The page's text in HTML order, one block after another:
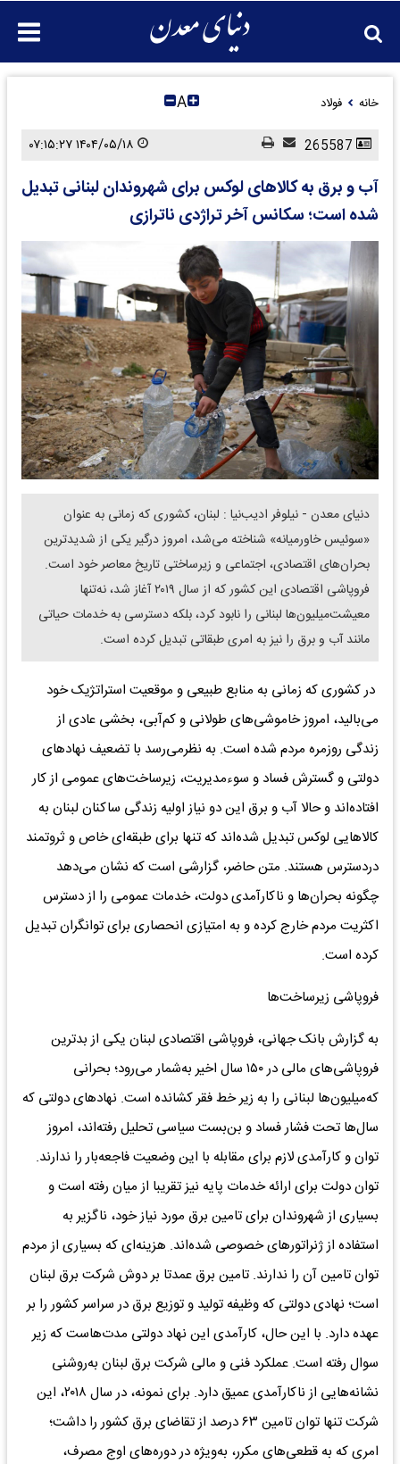
خانه فولاد A
آب و برق به کالاهای لوکس برای شهروندان لبنانی تبدیل
شده است؛ سکانس آخر تراژدی ناترازی
دنیای معدن - نیلوفر ادیب‌نیا : لبنان، کشوری که زمانی به عنوان
«سوئیس خاورمیانه» شناخته می‌شد، امروز درگیر یکی از شدیدترین
بحران‌های اقتصادی، اجتماعی و زیرساختی تاریخ معاصر خود است.
فروپاشی اقتصادی این کشور که از سال ۲۰۱۹ آغاز شد، نه‌تنها
معیشت‌میلیون‌ها لبنانی را نابود کرد، بلکه دسترسی به خدمات حیاتی
مانند آب و برق را نیز به امری طبقاتی تبدیل کرده است.
در کشوری که زمانی به منابع طبیعی و موقعیت استراتژیک خود
می‌بالید، امروز خاموشی‌های طولانی و کم‌آبی، بخشی عادی از
زندگی روزمره مردم شده است. به نظرمی‌رسد با تضعیف نهادهای
دولتی و گسترش فساد و سوء‌مدیریت، زیرساخت‌های عمومی از کار
افتاده‌اند و حالا آب و برق این دو نیاز اولیه زندگی ساکنان لبنان به
کالاهایی لوکس تبدیل شده‌اند که تنها برای طبقه‌ای خاص و ثروتمند
دردسترس هستند. متن حاضر، گزارشی است که نشان می‌دهد
چگونه بحران‌ها و ناکارآمدی دولت‌، خدمات عمومی را از دسترس
اکثریت مردم خارج کرده و به امتیازی انحصاری برای توانگران تبدیل
کرده است.
فروپاشی زیرساخت‌ها
به گزارش بانک جهانی، فروپاشی اقتصادی لبنان یکی از بدترین
فروپاشی‌های مالی در ۱۵۰ سال اخیر به‌شمار می‌رود؛ بحرانی
که‌میلیون‌ها لبنانی را به زیر خط فقر کشانده است. نهادهای دولتی که
سال‌ها تحت فشار فساد و بن‌بست سیاسی تحلیل رفته‌اند، امروز
توان و کارآمدی لازم برای مقابله با این وضعیت فاجعه‌بار را ندارند.
توان دولت برای ارائه خدمات پایه‌ نیز تقریبا از میان رفته است و
بسیاری از شهروندان برای تامین برق مورد نیاز خود، ناگزیر به
استفاده از ژنراتورهای خصوصی شده‌اند. هزینه‌ای که بسیاری از مردم
توان تامین آن را ندارند. تامین برق عمدتا بر دوش شرکت برق لبنان
است؛ نهادی دولتی که وظیفه تولید و توزیع برق در سراسر کشور را بر
عهده دارد. با این حال، کارآمدی این نهاد دولتی مدت‌هاست که زیر
سوال رفته است. عملکرد فنی و مالی شرکت برق لبنان به‌روشنی
نشانه‌هایی از ناکارآمدی عمیق دارد. برای نمونه، در سال ۲۰۱۸، این
شرکت تنها توان تامین ۶۳ درصد از تقاضای برق کشور را داشت؛
امری که به قطعی‌های مکرر، به‌ویژه در دوره‌های اوج مصرف،